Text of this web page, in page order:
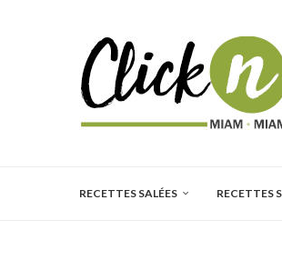
RECETTES SALÉES RECETTES